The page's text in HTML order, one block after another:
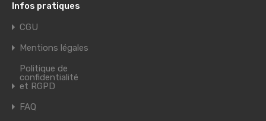
Infos pratiques
CGU
Mentions légales
Politique de
confidentialité
et RGPD
FAQ